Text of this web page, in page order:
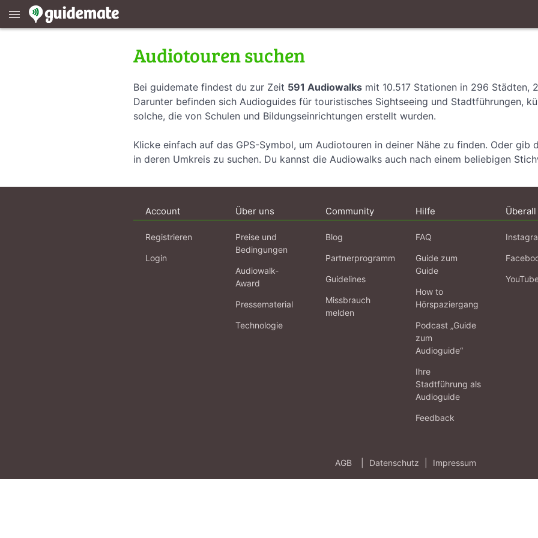
menu
Audiotouren suchen
Bei guidemate findest du zur Zeit 591 Audiowalks mit 10.517 Stationen in 296 Städten,
Darunter befinden sich Audioguides für touristisches Sightseeing und Stadtführungen,
solche, die von Schulen und Bildungseinrichtungen erstellt wurden.
Klicke einfach auf das GPS-Symbol, um Audiotouren in deiner Nähe zu finden. Oder gib
in deren Umkreis zu suchen. Du kannst die Audiowalks auch nach einem beliebigen
Account
Registrieren
Login
Über uns
Preise und
Bedingungen
Audiowalk-
Award
Pressematerial
Technologie
Community
Blog
Partnerprogramm
Guidelines
Missbrauch
melden
Hilfe
FAQ
Guide zum
Guide
How to
Hörspaziergang
Podcast „Guide
zum
Audioguide“
Ihre
Stadtführung als
Audioguide
Feedback
Überall
AGB Datenschutz Impressum